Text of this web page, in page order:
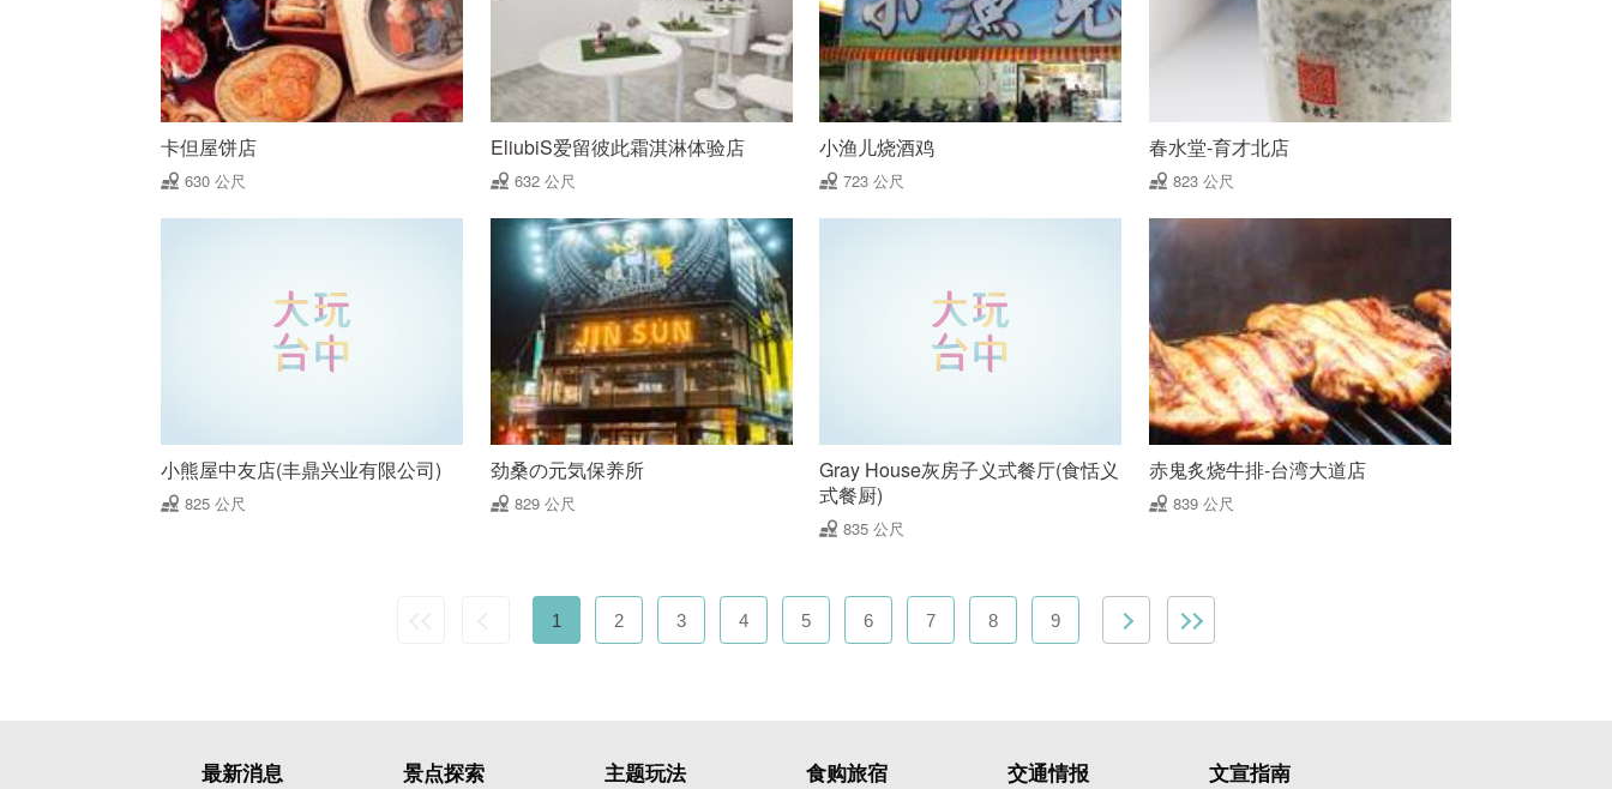
卡但屋饼店
630 公尺
EliubiS爱留彼此霜淇淋体验店
632 公尺
小渔儿烧酒鸡
723 公尺
春水堂-育才北店
823 公尺
小熊屋中友店(丰鼎兴业有限公司)
825 公尺
劲桑の元気保养所
829 公尺
Gray House灰房子义式餐厅(食恬义
式餐厨)
835 公尺
赤鬼炙烧牛排-台湾大道店
839 公尺
1 2 3 4 5 6 7 8 9
最新消息 景点探索 主题玩法 食购旅宿 交通情报 文宣指南